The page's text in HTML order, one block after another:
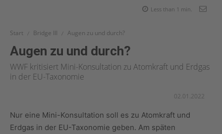
Less than 1 min.
Start Bridge III Augen zu und durch?
Augen zu und durch?
WWF kritisiert Mini-Konsultation zu Atomkraft und Erdgas
in der EU-Taxonomie
02.01.2022
Nur eine Mini-Konsultation soll es zu Atomkraft und
Erdgas in der EU-Taxonomie geben. Am späten